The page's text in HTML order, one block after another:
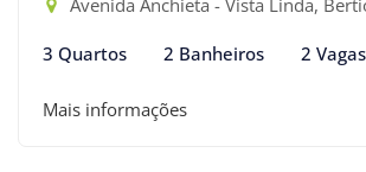
Avenida Anchieta - Vista Linda,
3 Quartos 2 Banheiros 2 Vagas
Mais informações